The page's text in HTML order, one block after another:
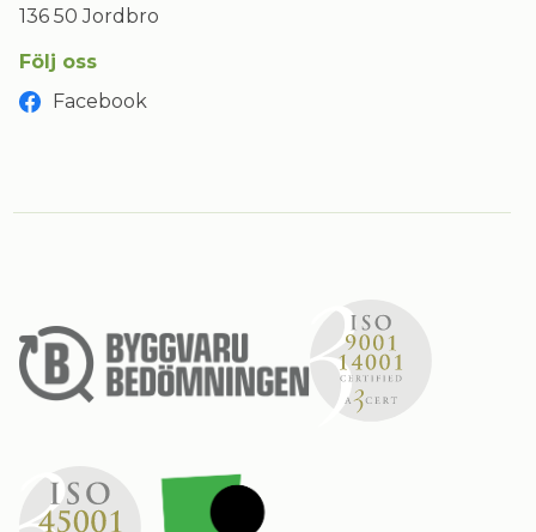
136 50 Jordbro
Följ oss
Facebook